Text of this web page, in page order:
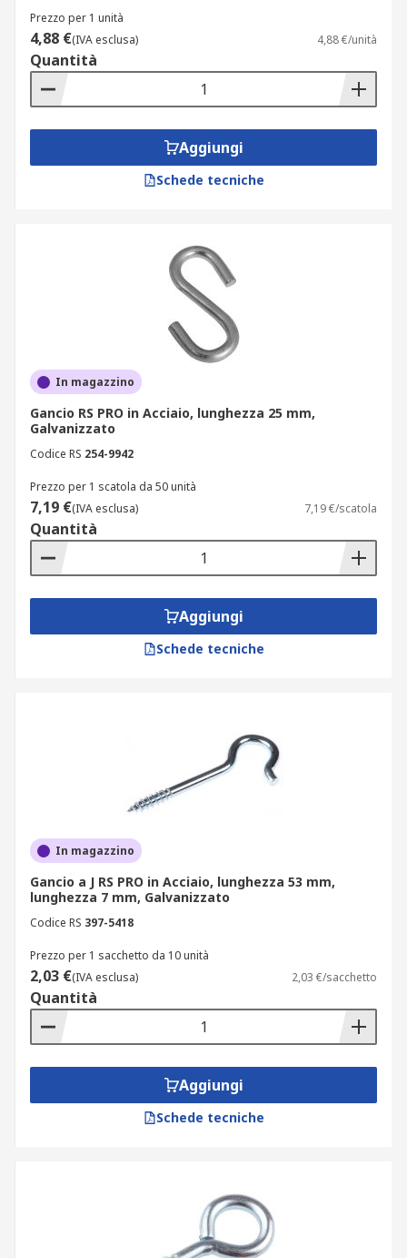
Prezzo per 1 unità
4,88 €(IVA esclusa) 4,88 €/unità
Quantità
Aggiungi
Schede tecniche
In magazzino
Gancio RS PRO in Acciaio, lunghezza 25 mm,
Galvanizzato
Codice RS 254-9942
Prezzo per 1 scatola da 50 unità
7,19 €(IVA esclusa) 7,19 €/scatola
Quantità
Aggiungi
Schede tecniche
In magazzino
Gancio a J RS PRO in Acciaio, lunghezza 53 mm,
lunghezza 7 mm, Galvanizzato
Codice RS 397-5418
Prezzo per 1 sacchetto da 10 unità
2,03 €(IVA esclusa) 2,03 €/sacchetto
Quantità
Aggiungi
Schede tecniche